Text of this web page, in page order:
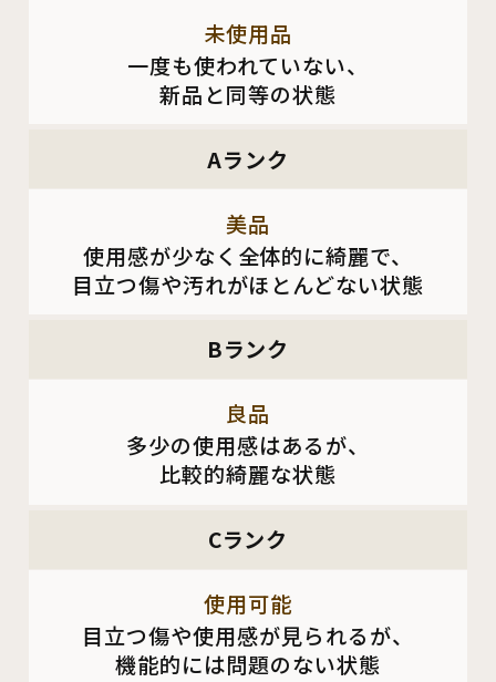
未使用品
一度も使われていない、
新品と同等の状態
Aランク
美品
使用感が少なく全体的に綺麗で、
目立つ傷や汚れがほとんどない状態
Bランク
良品
多少の使用感はあるが、
比較的綺麗な状態
Cランク
使用可能
目立つ傷や使用感が見られるが、
機能的には問題のない状態